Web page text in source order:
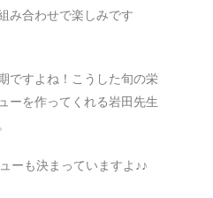
み合わせで楽しみです
ですよね！こうした旬の栄
ーを作ってくれる岩田先生
ーも決まっていますよ♪♪